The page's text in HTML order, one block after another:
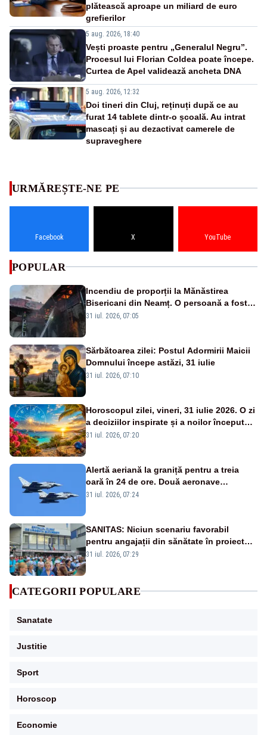
plătească aproape un miliard de euro
grefierilor
5 aug. 2026, 18:40
Vești proaste pentru „Generalul Negru”.
Procesul lui Florian Coldea poate începe.
Curtea de Apel validează ancheta DNA
5 aug. 2026, 12:32
Doi tineri din Cluj, reținuți după ce au
furat 14 tablete dintr-o școală. Au intrat
mascați și au dezactivat camerele de
supraveghere
URMĂREȘTE-NE PE
Facebook X YouTube
POPULAR
Incendiu de proporții la Mănăstirea
Bisericani din Neamț. O persoană a fost
găsită carbonizată - FOTO/ VIDEO
31 iul. 2026, 07:05
Sărbătoarea zilei: Postul Adormirii Maicii
Domnului începe astăzi, 31 iulie
31 iul. 2026, 07:10
Horoscopul zilei, vineri, 31 iulie 2026. O zi
a deciziilor inspirate și a noilor începuturi.
Vezi zodiile vizate
31 iul. 2026, 07:20
Alertă aeriană la graniță pentru a treia
oară în 24 de ore. Două aeronave
Eurofighter britanice au fost ridicate de la
31 iul. 2026, 07:24
SANITAS: Niciun scenariu favorabil
pentru angajații din sănătate în proiectul
Legii salarizării
31 iul. 2026, 07:29
CATEGORII POPULARE
Sanatate
Justitie
Sport
Horoscop
Economie